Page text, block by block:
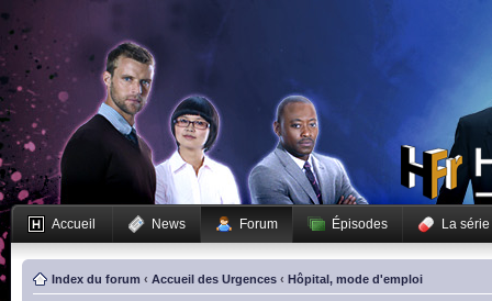
Accueil News Forum Épisodes La série
Index du forum ‹ Accueil des Urgences ‹ Hôpital, mode d'emploi